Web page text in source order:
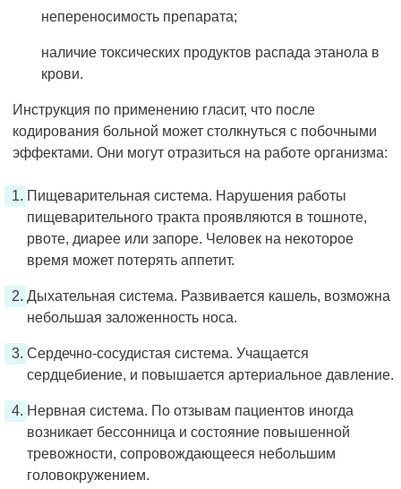
непереносимость препарата;
наличие токсических продуктов распада этанола в
крови.
Инструкция по применению гласит, что после
кодирования больной может столкнуться с побочными
эффектами. Они могут отразиться на работе организма:
Пищеварительная система. Нарушения работы
пищеварительного тракта проявляются в тошноте,
рвоте, диарее или запоре. Человек на некоторое
время может потерять аппетит.
Дыхательная система. Развивается кашель, возможна
небольшая заложенность носа.
Сердечно-сосудистая система. Учащается
сердцебиение, и повышается артериальное давление.
Нервная система. По отзывам пациентов иногда
возникает бессонница и состояние повышенной
тревожности, сопровождающееся небольшим
головокружением.